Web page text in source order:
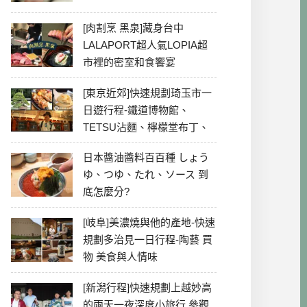
[肉割烹 黑泉]藏身台中
LALAPORT超人氣LOPIA超
市裡的密室和食饗宴
[東京近郊]快速規劃琦玉市一
日遊行程-鐵道博物館、
TETSU沾麵、檸檬堂布丁、
冰川神社、美食彙整
日本醬油醬料百百種 しょう
ゆ、つゆ、たれ、ソース 到
底怎麼分?
[岐阜]美濃燒與他的產地-快速
規劃多治見一日行程-陶藝 買
物 美食與人情味
[新潟行程]快速規劃上越妙高
的兩天一夜深度小旅行 參觀